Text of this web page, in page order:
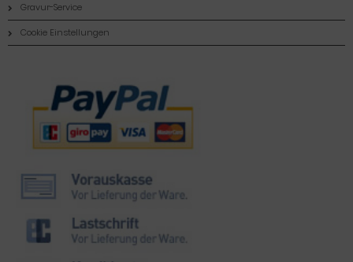
Gravur-Service
Cookie Einstellungen
Zahlungsmethoden